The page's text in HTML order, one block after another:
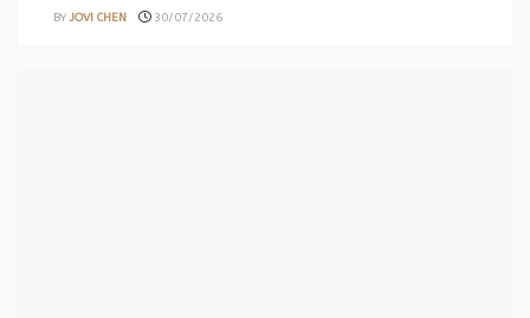
BY JOVI CHEN 30/07/2026